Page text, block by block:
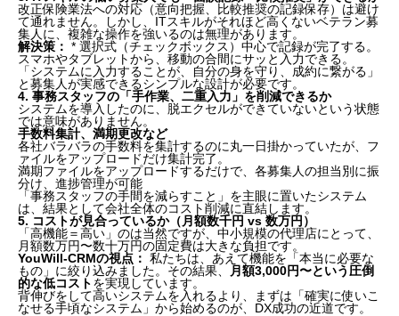
改正保険業法への対応（意向把握、比較推奨の記録保存）は避け
て通れません。しかし、ITスキルがそれほど高くないベテラン募
集人に、複雑な操作を強いるのは無理があります。
解決策： * 選択式（チェックボックス）中心で記録が完了する。
スマホやタブレットから、移動の合間にサッと入力できる。
「システムに入力することが、自分の身を守り、成約に繋がる」
と募集人が実感できるシンプルな設計が必要です。
4. 事務スタッフの「手作業、二重入力」を削減できるか
システムを導入したのに、脱エクセルができていないという状態
では意味がありません。
手数料集計、満期更改など
各社バラバラの手数料を集計するのに丸一日掛かっていたが、フ
ァイルをアップロードだけ集計完了。
満期ファイルをアップロードするだけで、各募集人の担当別に振
分け、進捗管理が可能
「事務スタッフの手間を減らすこと」を主眼に置いたシステム
は、結果として会社全体のコスト削減に直結します。
5. コストが見合っているか（月額数千円 vs 数万円）
「高機能＝高い」のは当然ですが、中小規模の代理店にとって、
月額数万円〜数十万円の固定費は大きな負担です。
YouWill-CRMの視点： 私たちは、あえて機能を「本当に必要な
もの」に絞り込みました。その結果、
月額3,000円〜という圧倒
的な低コストを実現しています。
背伸びをして高いシステムを入れるより、まずは「確実に使いこ
なせる手頃なシステム」から始めるのが、DX成功の近道です。